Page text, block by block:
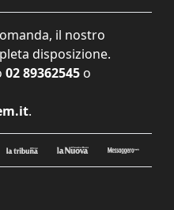
il nostro
disposizione.
02 89362545 o
.